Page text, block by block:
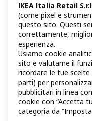
IKEA Italia Retail
(come pixel e
questo sito. Questi
correttamente,
esperienza.
Usiamo cookie
sito e valutarne il
ricordare le tue
parti) per
pubblicitari in linea
cookie con “Accetta
categoria da